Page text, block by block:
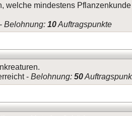
welche mindestens
Belohnung: 10Auftragspunkte
- Belohnung: 50